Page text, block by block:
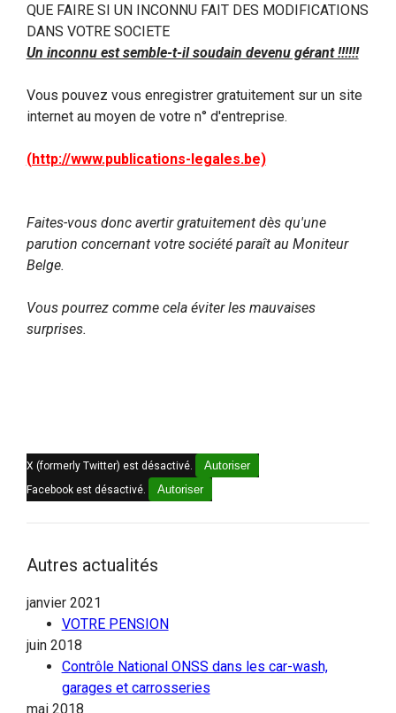
QUE FAIRE SI UN INCONNU FAIT DES MODIFICATIONS
DANS VOTRE SOCIETE
Un inconnu est semble-t-il soudain devenu gérant !!!!!!
Vous pouvez vous enregistrer gratuitement sur un site
internet au moyen de votre n° d'entreprise.
(http://www.publications-legales.be)
Faites-vous donc avertir gratuitement dès qu'une
parution concernant votre société paraît au Moniteur
Belge.
Vous pourrez comme cela éviter les mauvaises
surprises.
X (formerly Twitter) est désactivé. Autoriser
Facebook est désactivé. Autoriser
Autres actualités
janvier 2021
VOTRE PENSION
juin 2018
Contrôle National ONSS dans les car-wash,
garages et carrosseries
mai 2018